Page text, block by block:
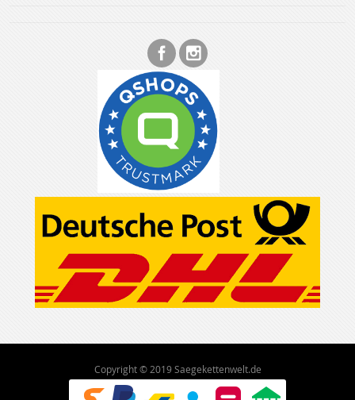
Copyright © 2019 Saegekettenwelt.de